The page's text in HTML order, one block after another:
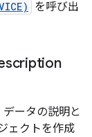
を呼び出
ータの説明と
ェクトを作成